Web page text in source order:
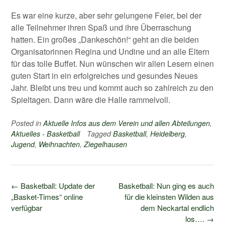
Es war eine kurze, aber sehr gelungene Feier, bei der
alle Teilnehmer ihren Spaß und ihre Überraschung
hatten. Ein großes „Dankeschön!“ geht an die beiden
Organisatorinnen Regina und Undine und an alle Eltern
für das tolle Buffet. Nun wünschen wir allen Lesern einen
guten Start in ein erfolgreiches und gesundes Neues
Jahr. Bleibt uns treu und kommt auch so zahlreich zu den
Spieltagen. Dann wäre die Halle rammelvoll.
Posted in Aktuelle Infos aus dem Verein und allen Abteilungen,
Aktuelles - Basketball
TaggedBasketball, Heidelberg,
Jugend, Weihnachten, Ziegelhausen
Post
navigation
Basketball: Nun ging es auch
für die kleinsten Wilden aus
dem Neckartal endlich
los…. →
← Basketball: Update der
„Basket-Times“ online
verfügbar